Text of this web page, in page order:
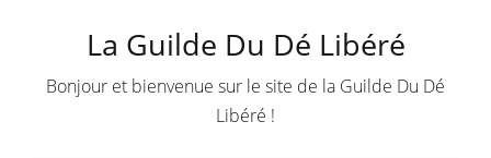
contenu
La Guilde Du Dé Libéré
Bonjour et bienvenue sur le site de la Guilde Du Dé
Libéré !